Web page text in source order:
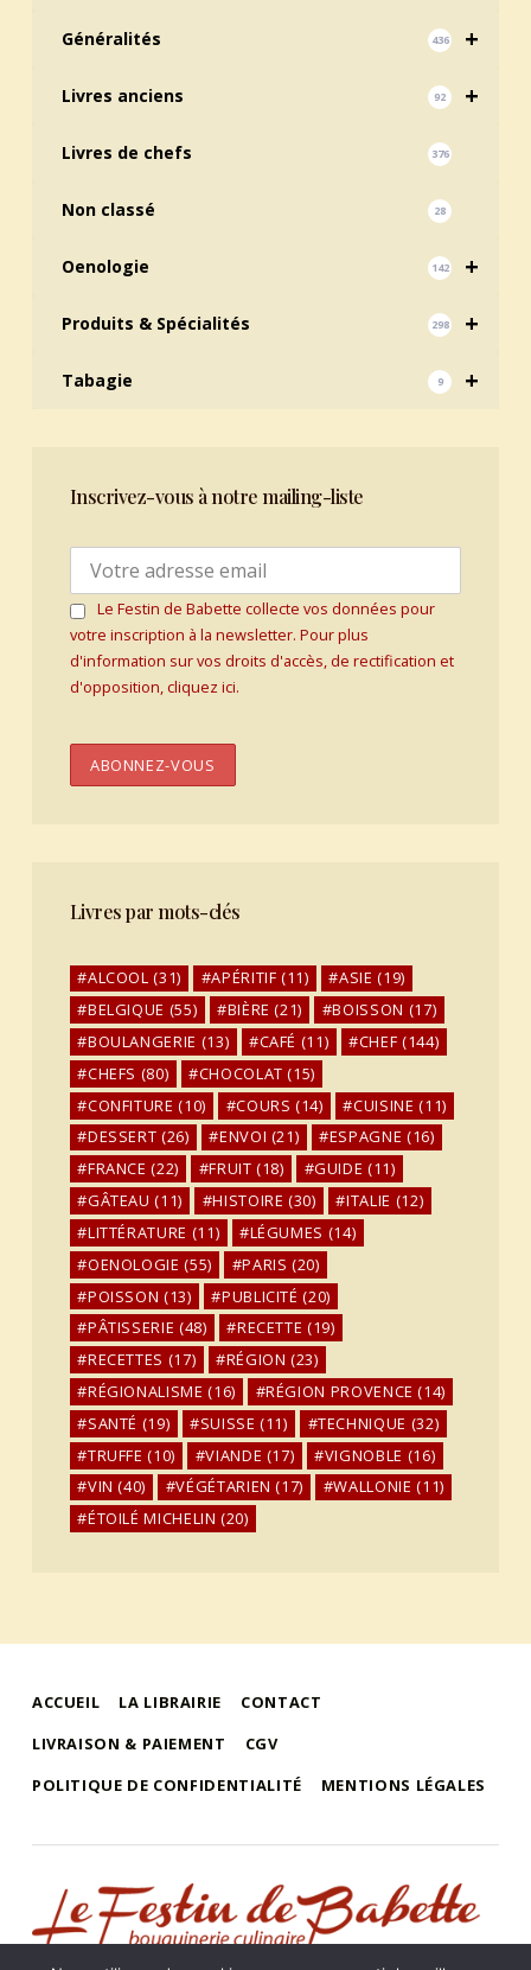
+
Généralités 436
+
Livres anciens 92
Livres de chefs 376
Non classé 28
+
Oenologie 142
+
Produits & Spécialités 298
+
Tabagie 9
Inscrivez-vous à notre mailing-liste
Le Festin de Babette collecte vos données pour
votre inscription à la newsletter. Pour plus
d'information sur vos droits d'accès, de rectification et
d'opposition, cliquez ici.
Livres par mots-clés
ALCOOL (31) APÉRITIF (11) ASIE (19)
BELGIQUE (55) BIÈRE (21) BOISSON (17)
BOULANGERIE (13) CAFÉ (11) CHEF (144)
CHEFS (80) CHOCOLAT (15)
CONFITURE (10) COURS (14) CUISINE (11)
DESSERT (26) ENVOI (21) ESPAGNE (16)
FRANCE (22) FRUIT (18) GUIDE (11)
GÂTEAU (11) HISTOIRE (30) ITALIE (12)
LITTÉRATURE (11) LÉGUMES (14)
OENOLOGIE (55) PARIS (20)
POISSON (13) PUBLICITÉ (20)
PÂTISSERIE (48) RECETTE (19)
RECETTES (17) RÉGION (23)
RÉGIONALISME (16) RÉGION PROVENCE (14)
SANTÉ (19) SUISSE (11) TECHNIQUE (32)
TRUFFE (10) VIANDE (17) VIGNOBLE (16)
VIN (40) VÉGÉTARIEN (17) WALLONIE (11)
ÉTOILÉ MICHELIN (20)
ACCUEIL LA LIBRAIRIE
CONTACT
LIVRAISON & PAIEMENT
CGV
POLITIQUE DE CONFIDENTIALITÉ
MENTIONS LÉGALES
le festin de babette
"LE FESTIN DE BABETTE" – BOUQUINERIE GASTRONOMIQUE